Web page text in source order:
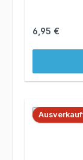
Regulärer
6,95 €